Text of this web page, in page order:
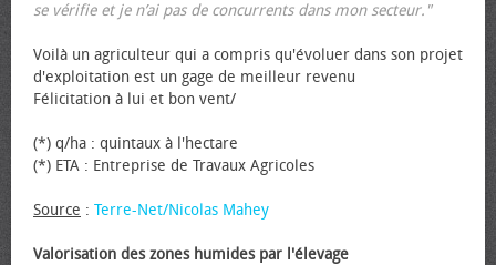
se vérifie et je n’ai pas de concurrents dans mon secteur."
Voilà un agriculteur qui a compris qu'évoluer dans son projet
d'exploitation est un gage de meilleur revenu
Félicitation à lui et bon vent/
(*) q/ha : quintaux à l'hectare
(*) ETA : Entreprise de Travaux Agricoles
Source : Terre-Net/Nicolas Mahey
Valorisation des zones humides par l'élevage